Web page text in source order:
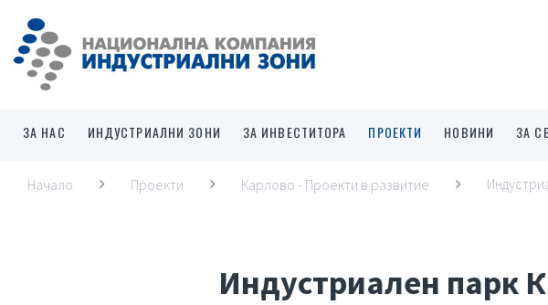
ЗА НАС ИНДУСТРИАЛНИ ЗОНИ ЗА ИНВЕСТИТОРА ПРОЕКТИ НОВИНИ ЗА
Начало Проекти Карлово - Проекти в развитие
Индустриален парк